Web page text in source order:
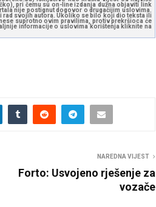
pri čemu su on-line izdanja dužna objaviti link
nije postignut dogovor o drugačijim uslovima.
rad svojih autora. Ukoliko se bilo koji dio teksta ili
suprotno ovim pravilima, protiv prekršioca će
informacije o uslovima korištenja kliknite na
NAREDNA VIJEST
Forto: Usvojeno rješenje za
vozače